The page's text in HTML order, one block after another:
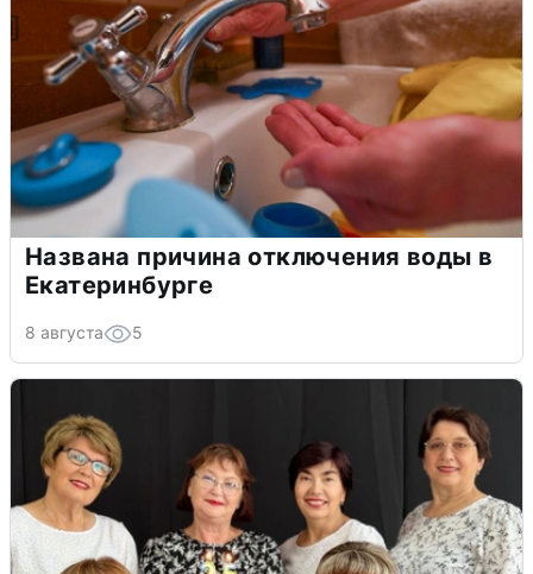
Названа причина отключения воды в
Екатеринбурге
8 августа 5